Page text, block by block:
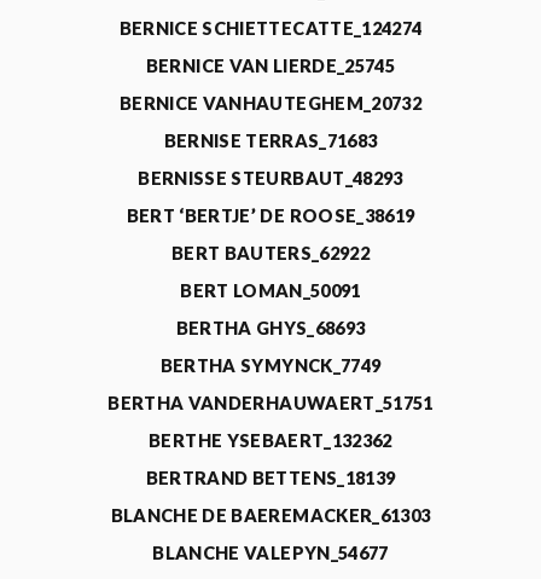
BERNICE SCHIETTECATTE_124274
BERNICE VAN LIERDE_25745
BERNICE VANHAUTEGHEM_20732
BERNISE TERRAS_71683
BERNISSE STEURBAUT_48293
BERT ‘BERTJE’ DE ROOSE_38619
BERT BAUTERS_62922
BERT LOMAN_50091
BERTHA GHYS_68693
BERTHA SYMYNCK_7749
BERTHA VANDERHAUWAERT_51751
BERTHE YSEBAERT_132362
BERTRAND BETTENS_18139
BLANCHE DE BAEREMACKER_61303
BLANCHE VALEPYN_54677